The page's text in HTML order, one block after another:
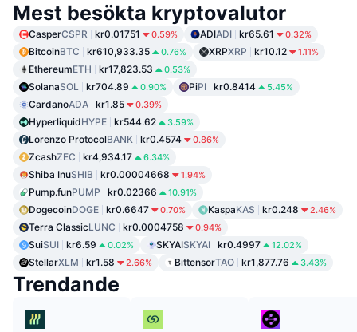
Mest besökta kryptovalutor
CasperCSPR kr0.01751 0.59% ADIADI kr65.61 0.32%
BitcoinBTC kr610,933.35 0.76% XRPXRP kr10.12 1.11%
EthereumETH kr17,823.53 0.53%
SolanaSOL kr704.89 0.90% PiPI kr0.8414 5.45%
CardanoADA kr1.85 0.39%
HyperliquidHYPE kr544.62 3.59%
Lorenzo ProtocolBANK kr0.4574 0.86%
ZcashZEC kr4,934.17 6.34%
Shiba InuSHIB kr0.00004668 1.94%
Pump.funPUMP kr0.02366 10.91%
DogecoinDOGE kr0.6647 0.70% KaspaKAS kr0.248 2.46%
Terra ClassicLUNC kr0.0004758 0.94%
SuiSUI kr6.59 0.02% SKYAISKYAI kr0.4997 12.02%
StellarXLM kr1.58 2.66% BittensorTAO kr1,877.76 3.43%
Trendande